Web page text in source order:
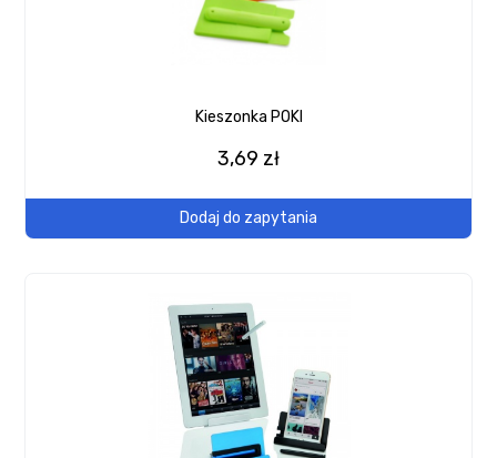
Kieszonka POKI
3,69 zł
Dodaj do zapytania